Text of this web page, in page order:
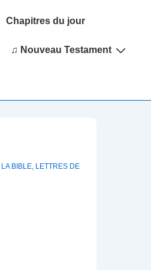
Chapitres du jour
♫ Nouveau Testament
LA BIBLE, LETTRES DE